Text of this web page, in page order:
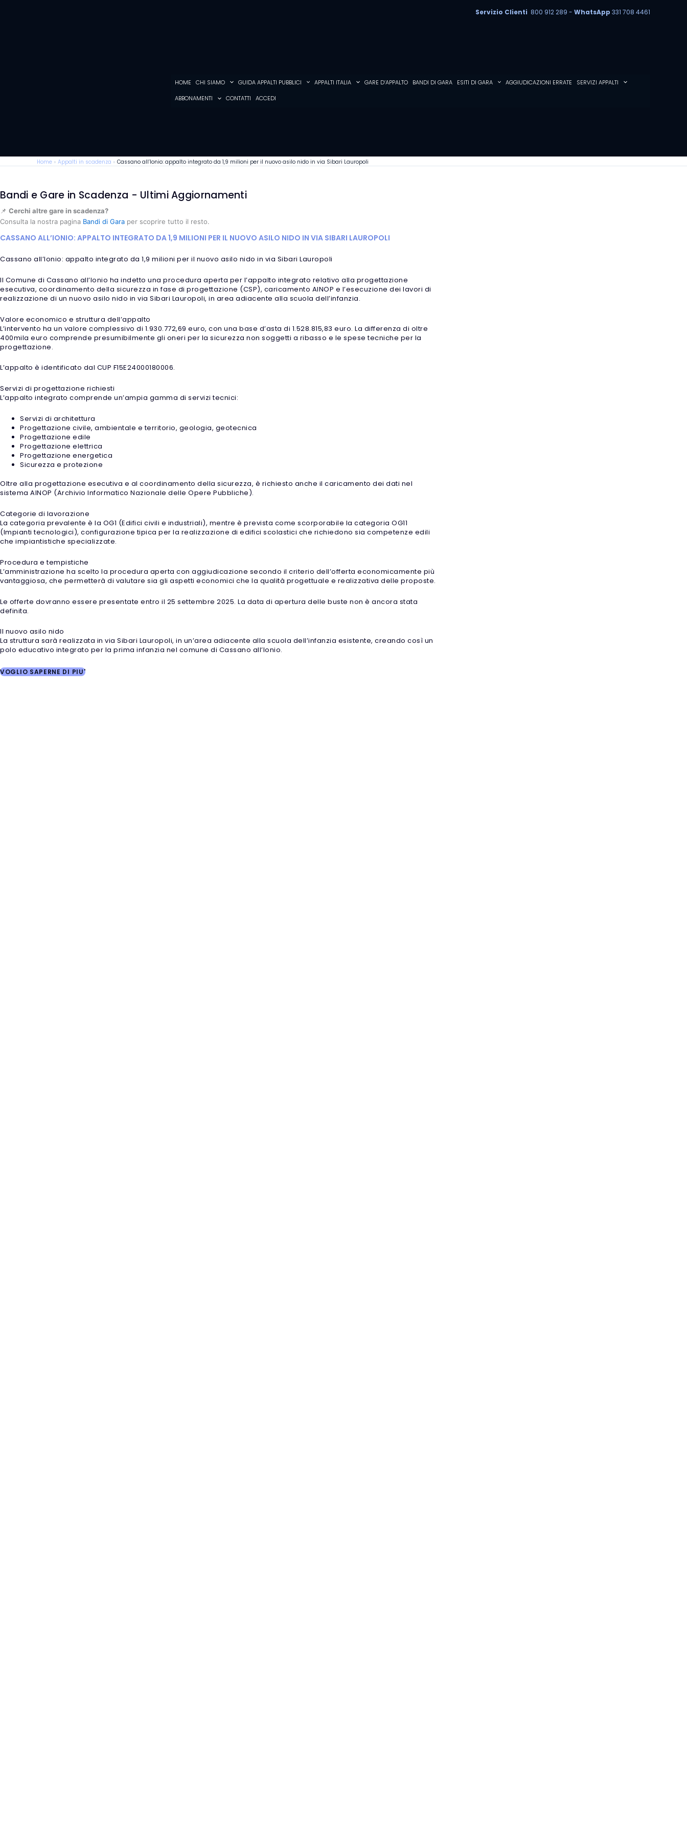
Servizio Clienti 800 912 289 - WhatsApp 331 708 4461
HOME CHI SIAMO GUIDA APPALTI PUBBLICI APPALTI ITALIA GARE D’APPALTO BANDI DI GARA ESITI DI GARA AGGIUDICAZIONI ERRATE
SERVIZI APPALTI
ABBONAMENTI
CONTATTI ACCEDI
Home » Appalti in scadenza » Cassano all’Ionio: appalto integrato da 1,9 milioni per il nuovo asilo nido in via Sibari Lauropoli
Bandi e Gare in Scadenza - Ultimi Aggiornamenti
📌 Cerchi altre gare in scadenza?
Consulta la nostra pagina Bandi di Gara per scoprire tutto il resto.
CASSANO ALL’IONIO: APPALTO INTEGRATO DA 1,9 MILIONI PER IL NUOVO ASILO NIDO IN VIA SIBARI LAUROPOLI
Cassano all’Ionio: appalto integrato da 1,9 milioni per il nuovo asilo nido in via Sibari Lauropoli
Il Comune di Cassano all’Ionio ha indetto una procedura aperta per l’appalto integrato relativo alla progettazione
esecutiva, coordinamento della sicurezza in fase di progettazione (CSP), caricamento AINOP e l’esecuzione dei lavori di
realizzazione di un nuovo asilo nido in via Sibari Lauropoli, in area adiacente alla scuola dell’infanzia.
Valore economico e struttura dell’appalto
L’intervento ha un valore complessivo di 1.930.772,69 euro, con una base d’asta di 1.528.815,83 euro. La differenza di oltre
400mila euro comprende presumibilmente gli oneri per la sicurezza non soggetti a ribasso e le spese tecniche per la
progettazione.
L’appalto è identificato dal CUP F15E24000180006.
Servizi di progettazione richiesti
L’appalto integrato comprende un’ampia gamma di servizi tecnici:
Servizi di architettura
Progettazione civile, ambientale e territorio, geologia, geotecnica
Progettazione edile
Progettazione elettrica
Progettazione energetica
Sicurezza e protezione
Oltre alla progettazione esecutiva e al coordinamento della sicurezza, è richiesto anche il caricamento dei dati nel
sistema AINOP (Archivio Informatico Nazionale delle Opere Pubbliche).
Categorie di lavorazione
La categoria prevalente è la OG1 (Edifici civili e industriali), mentre è prevista come scorporabile la categoria OG11
(Impianti tecnologici), configurazione tipica per la realizzazione di edifici scolastici che richiedono sia competenze edili
che impiantistiche specializzate.
Procedura e tempistiche
L’amministrazione ha scelto la procedura aperta con aggiudicazione secondo il criterio dell’offerta economicamente più
vantaggiosa, che permetterà di valutare sia gli aspetti economici che la qualità progettuale e realizzativa delle proposte.
Le offerte dovranno essere presentate entro il 25 settembre 2025. La data di apertura delle buste non è ancora stata
definita.
Il nuovo asilo nido
La struttura sarà realizzata in via Sibari Lauropoli, in un’area adiacente alla scuola dell’infanzia esistente, creando così un
polo educativo integrato per la prima infanzia nel comune di Cassano all’Ionio.
VOGLIO SAPERNE DI PIU'